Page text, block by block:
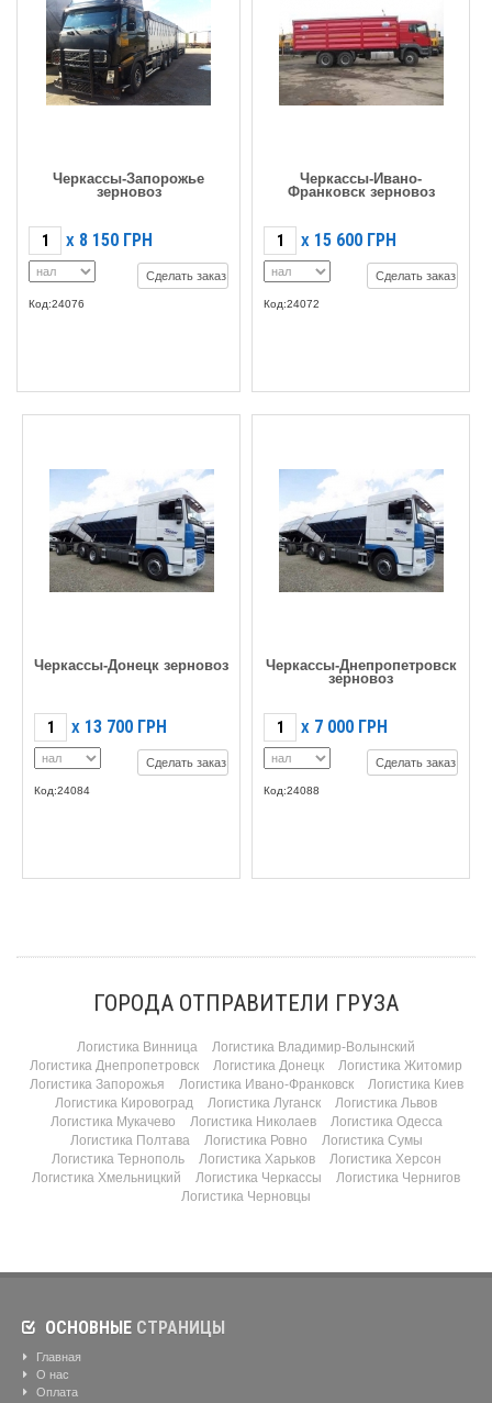
Черкассы-Запорожье
зерновоз
X 8 150 ГРН
Сделать заказ
Код:24076
Черкассы-Ивано-
Франковск зерновоз
X 15 600 ГРН
Сделать заказ
Код:24072
Черкассы-Донецк зерновоз
X 13 700 ГРН
Сделать заказ
Код:24084
Черкассы-Днепропетровск
зерновоз
X 7 000 ГРН
Сделать заказ
Код:24088
ГОРОДА ОТПРАВИТЕЛИ ГРУЗА
Логистика Винница
Логистика Владимир-Волынский
Логистика Днепропетровск
Логистика Донецк
Логистика Житомир
Логистика Запорожья
Логистика Ивано-Франковск
Логистика Киев
Логистика Кировоград
Логистика Луганск
Логистика Львов
Логистика Мукачево
Логистика Николаев
Логистика Одесса
Логистика Полтава
Логистика Ровно
Логистика Сумы
Логистика Тернополь
Логистика Харьков
Логистика Херсон
Логистика Хмельницкий
Логистика Черкассы
Логистика Чернигов
Логистика Черновцы
ОСНОВНЫЕ СТРАНИЦЫ
Главная
О нас
Оплата